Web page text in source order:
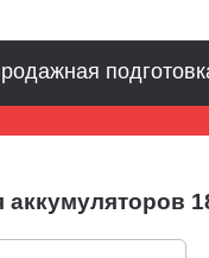
аккумуляторов